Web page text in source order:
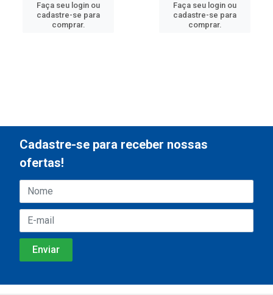
Faça seu login ou
cadastre-se para
comprar.
Faça seu login ou
cadastre-se para
comprar.
Cadastre-se para receber nossas
ofertas!